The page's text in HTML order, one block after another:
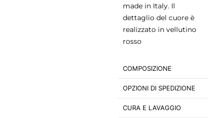
made in Italy. Il
dettaglio del cuore è
realizzato in vellutino
rosso
COMPOSIZIONE
OPZIONI DI SPEDIZIONE
CURA E LAVAGGIO